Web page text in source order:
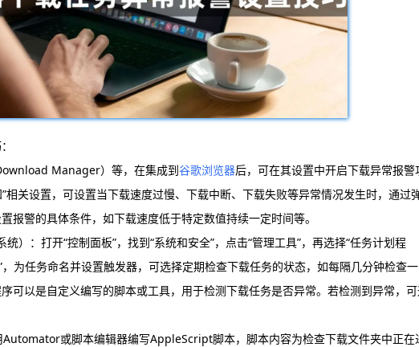
Manager）等，在集成到谷歌浏览器后，可在其设置中开启下载异常报警
相关设置，可设置当下载速度过慢、下载中断、下载失败等异常情况发生时，通过
报警的具体条件，如下载速度低于特定数值持续一定时间等。
）：打开“控制面板”，找到“系统和安全”，点击“管理工具”，再选择“任务计划程
为任务命名并设置触发器，可选择定期检查下载任务的状态，如每隔几分钟检查一
可以是自定义编写的脚本或工具，用于检测下载任务是否异常。若检测到异常，
或脚本编辑器编写AppleScript脚本，脚本内容为检查下载文件夹中正在